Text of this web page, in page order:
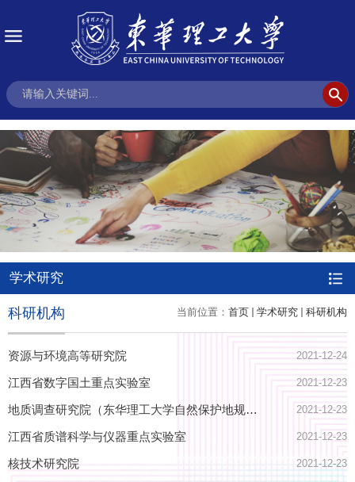
学术研究
当前位置： 首页 学术研究 科研机构
科研机构
资源与环境高等研究院 2021-12-24
江西省数字国土重点实验室 2021-12-23
地质调查研究院（东华理工大学自然保护地规划研究院） 2021-12-23
江西省质谱科学与仪器重点实验室 2021-12-23
核技术研究院 2021-12-23